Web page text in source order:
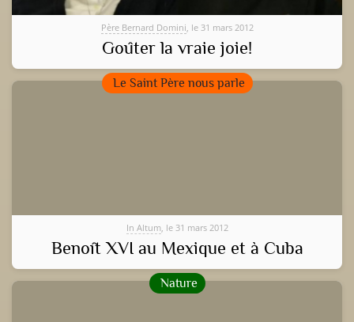
Père Bernard Domini, le 31 mars 2012
Goûter la vraie joie!
Le Saint Père nous parle
In Altum, le 31 mars 2012
Benoît XVI au Mexique et à Cuba
Nature